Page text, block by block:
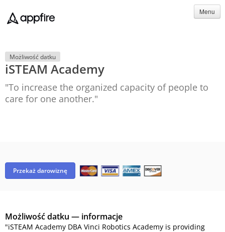
Menu
Możliwość datku
iSTEAM Academy
"To increase the organized capacity of people to
care for one another."
Przekaż darowiznę
Możliwość datku — informacje
"iSTEAM Academy DBA Vinci Robotics Academy is providing